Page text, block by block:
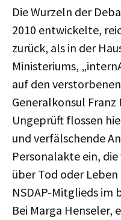
Die Wurzeln der
2010 entwickelte,
zurück, als in der
Ministeriums,
auf den
Generalkonsul
Ungeprüft flossen
und verfälschende
Personalakte ein,
über Tod oder
NSDAP-Mitglieds
Bei Marga Henseler,